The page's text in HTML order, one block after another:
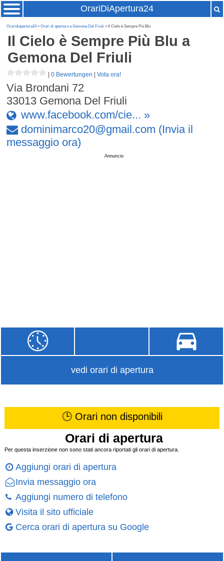
OrariDiApertura24
Oraridiapertura24»Orari di apertura a Gemona Del Friuli » Il Cielo è Sempre Più Blu
Il Cielo è Sempre Più Blu a
Gemona Del Friuli
|0 Bewertungen |Vota ora!
Via Brondani 72
33013 Gemona Del Friuli
www.facebook.com/cie... »
dominimarco20@gmail.com (Invia il
messaggio ora)
Annuncio
vedi orari di apertura
🕒 Orari non disponibili
Orari di apertura
Per questa inserzione non sono stati ancora riportati gli orari di apertura.
Aggiungi orari di apertura
Invia messaggio ora
Aggiungi numero di telefono
Visita il sito ufficiale
Cerca orari di apertura su Google